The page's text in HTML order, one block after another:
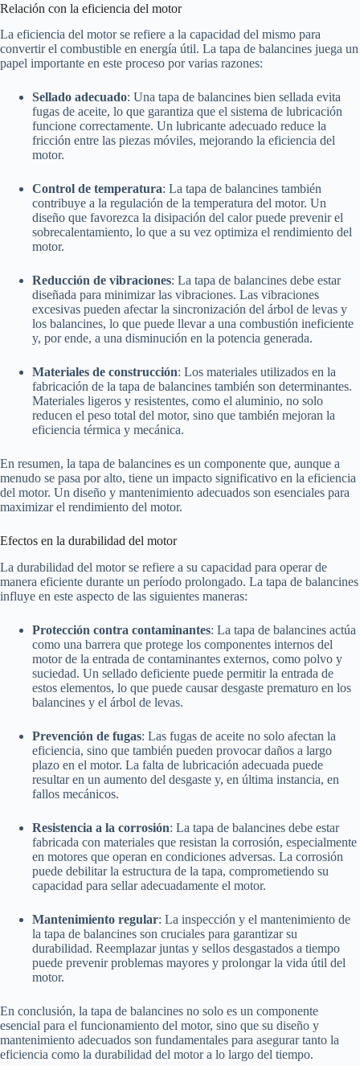
Relación con la eficiencia del motor
La eficiencia del motor se refiere a la capacidad del mismo para
convertir el combustible en energía útil. La tapa de balancines juega un
papel importante en este proceso por varias razones:
Sellado adecuado: Una tapa de balancines bien sellada evita
fugas de aceite, lo que garantiza que el sistema de lubricación
funcione correctamente. Un lubricante adecuado reduce la
fricción entre las piezas móviles, mejorando la eficiencia del
motor.
Control de temperatura: La tapa de balancines también
contribuye a la regulación de la temperatura del motor. Un
diseño que favorezca la disipación del calor puede prevenir el
sobrecalentamiento, lo que a su vez optimiza el rendimiento del
motor.
Reducción de vibraciones: La tapa de balancines debe estar
diseñada para minimizar las vibraciones. Las vibraciones
excesivas pueden afectar la sincronización del árbol de levas y
los balancines, lo que puede llevar a una combustión ineficiente
y, por ende, a una disminución en la potencia generada.
Materiales de construcción: Los materiales utilizados en la
fabricación de la tapa de balancines también son determinantes.
Materiales ligeros y resistentes, como el aluminio, no solo
reducen el peso total del motor, sino que también mejoran la
eficiencia térmica y mecánica.
En resumen, la tapa de balancines es un componente que, aunque a
menudo se pasa por alto, tiene un impacto significativo en la eficiencia
del motor. Un diseño y mantenimiento adecuados son esenciales para
maximizar el rendimiento del motor.
Efectos en la durabilidad del motor
La durabilidad del motor se refiere a su capacidad para operar de
manera eficiente durante un período prolongado. La tapa de balancines
influye en este aspecto de las siguientes maneras:
Protección contra contaminantes: La tapa de balancines actúa
como una barrera que protege los componentes internos del
motor de la entrada de contaminantes externos, como polvo y
suciedad. Un sellado deficiente puede permitir la entrada de
estos elementos, lo que puede causar desgaste prematuro en los
balancines y el árbol de levas.
Prevención de fugas: Las fugas de aceite no solo afectan la
eficiencia, sino que también pueden provocar daños a largo
plazo en el motor. La falta de lubricación adecuada puede
resultar en un aumento del desgaste y, en última instancia, en
fallos mecánicos.
Resistencia a la corrosión: La tapa de balancines debe estar
fabricada con materiales que resistan la corrosión, especialmente
en motores que operan en condiciones adversas. La corrosión
puede debilitar la estructura de la tapa, comprometiendo su
capacidad para sellar adecuadamente el motor.
Mantenimiento regular: La inspección y el mantenimiento de
la tapa de balancines son cruciales para garantizar su
durabilidad. Reemplazar juntas y sellos desgastados a tiempo
puede prevenir problemas mayores y prolongar la vida útil del
motor.
En conclusión, la tapa de balancines no solo es un componente
esencial para el funcionamiento del motor, sino que su diseño y
mantenimiento adecuados son fundamentales para asegurar tanto la
eficiencia como la durabilidad del motor a lo largo del tiempo.